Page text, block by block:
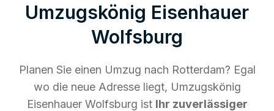
Umzugskönig Eisenhauer
Wolfsburg
Planen Sie einen Umzug nach Rotterdam? Egal
wo die neue Adresse liegt, Umzugskönig
Eisenhauer Wolfsburg ist Ihr zuverlässiger